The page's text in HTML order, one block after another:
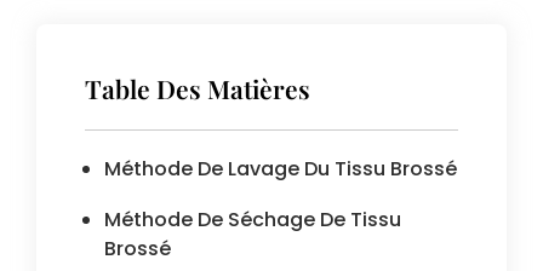
Table Des Matières
Méthode De Lavage Du Tissu Brossé
Méthode De Séchage De Tissu
Brossé